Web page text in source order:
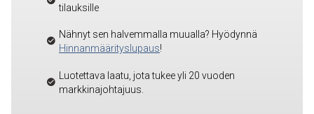
tilauksille
Nähnyt sen halvemmalla muualla? Hyödynnä
Hinnanmäärityslupaus!
Luotettava laatu, jota tukee yli 20 vuoden
markkinajohtajuus.